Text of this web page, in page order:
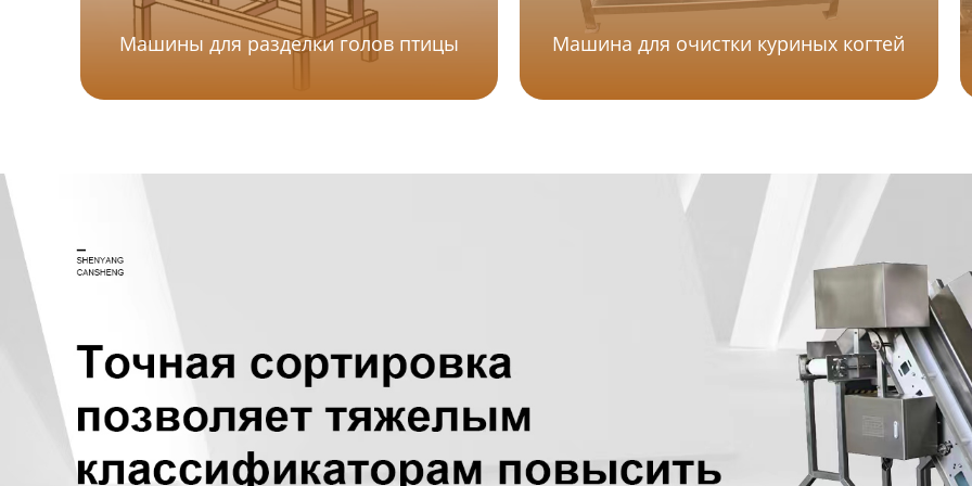
Машины для разделки голов птицы Машина для очистки куриных когтей